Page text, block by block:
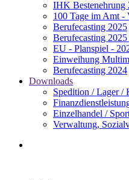
IHK Bestenehrung
100 Tage im Amt -
Berufecasting 2025
Berufecasting
EU - Planspiel -
Einweihung
Berufecasting 2024
Downloads
Spedition / Lager /
Einzelhandel /
Verwaltung,